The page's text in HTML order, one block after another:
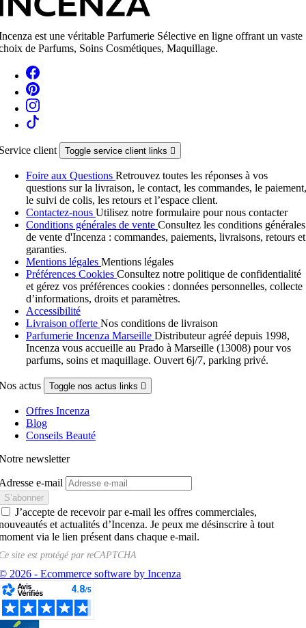
est une véritable Parfumerie Sélective en ligne offrant un vaste
de Parfums, Soins Cosmétiques, Maquillage.
client Toggle service client links 
Foire aux Questions Retrouvez toutes les réponses à vos
questions sur la livraison, le contact, les commandes, le paiement,
le suivi de colis, les retours et l’espace client.
Contactez-nous Utilisez notre formulaire pour nous contacter
Conditions générales de vente Consultez les conditions générales
de vente d'Incenza : commandes, paiements, livraisons, retours et
garanties.
Mentions légales Mentions légales
Préférences Cookies Consultez notre politique de confidentialité
et gérez vos préférences cookies : données personnelles, collecte
d’informations, droits et paramètres.
Accessibilité
Livraison offerte Nos conditions de livraison
Parfumerie Incenza Marseille Distributeur agréé depuis 1998,
Incenza vous accueille au Prado à Marseille (13008) pour vos
parfums, soins et maquillage. Ouvert 6j/7, parking privé.
actus Toggle nos actus links 
Offres Incenza
Blog
Conseils Beauté
newsletter
e-mail
J’accepte de recevoir par e-mail les offres commerciales,
et actualités d’Incenza. Je peux me désinscrire à tout
via le lien présent dans chaque e-mail.
site est protégé parreCAPTCHA
2026 - Ecommerce software by Incenza